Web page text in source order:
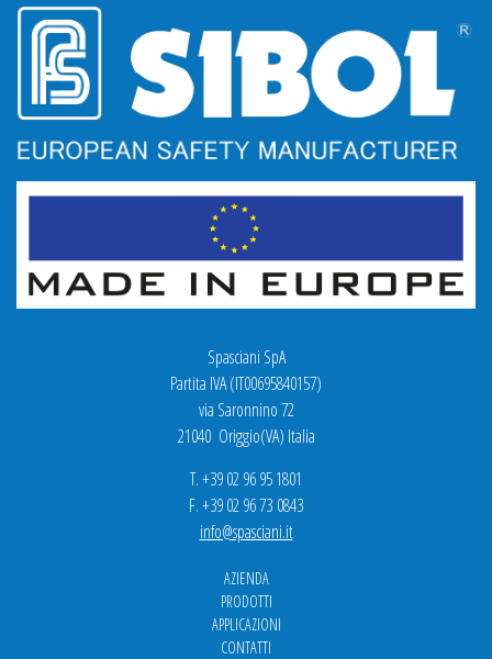
Spasciani SpA
Partita IVA (IT00695840157)
via Saronnino 72
21040 Origgio(VA) Italia
T. +39 02 96 95 1801
F. +39 02 96 73 0843
info@spasciani.it
AZIENDA
PRODOTTI
APPLICAZIONI
CONTATTI